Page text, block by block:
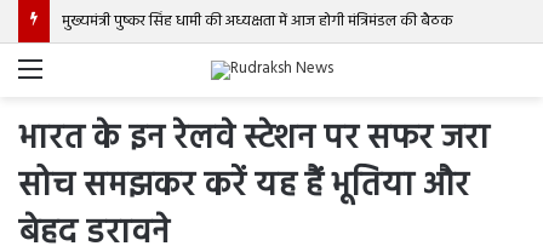
मुख्यमंत्री पुष्कर सिंह धामी की अध्यक्षता में आज होगी मंत्रिमंडल की बैठक
Menu
भारत के इन रेलवे स्टेशन पर सफर जरा
सोच समझकर करें यह हैं भूतिया और
बेहद डरावने